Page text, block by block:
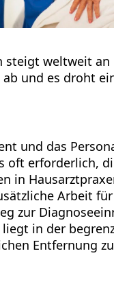
steigt weltweit
und es droht
und das
oft erforderlich,
in
Arbeit
zur
in der
Entfernung